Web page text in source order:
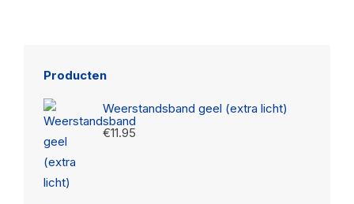
Producten
Weerstandsband geel (extra licht)
€11.95